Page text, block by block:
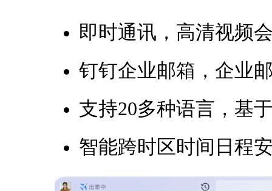
即时通讯，高清视频
钉钉企业邮箱，企业
支持20多种语言，基
智能跨时区时间日程